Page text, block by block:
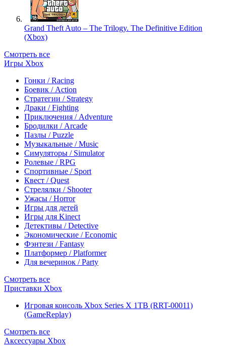
Grand Theft Auto – The Trilogy. The Definitive Edition
(Xbox)
Смотреть все
Игры Xbox
Гонки / Racing
Боевик / Action
Стратегии / Strategy
Драки / Fighting
Приключения / Adventure
Бродилки / Arcade
Пазлы / Puzzle
Музыкальные / Music
Симуляторы / Simulator
Ролевые / RPG
Спортивные / Sport
Квест / Quest
Стрелялки / Shooter
Ужасы / Horror
Игры для детей
Игры для Kinect
Детективы / Detective
Экономические / Economic
Фэнтези / Fantasy
Платформер / Platformer
Для вечеринок / Party
Смотреть все
Приставки Xbox
Игровая консоль Xbox Series X 1TB (RRT-00011)
(GameReplay)
Смотреть все
Аксессуары Xbox